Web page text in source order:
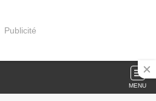
Publicité
MENU